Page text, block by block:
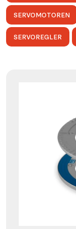
SERVOMOTOREN
SERVOREGLER